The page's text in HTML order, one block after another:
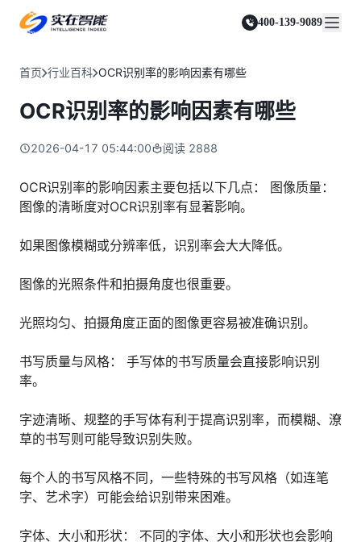
400-139-9089
人人都会用的智能体
智能文档审阅平台
实在 RPA 机器人
可靠的机器人终端
实在 RPA 控制器
全面支持国产信创生态
实在取数宝
通信运营商
零售电商
政府及公共服务
能源及制造业
医药行业
更多行业客户
金融
运营商
政府
烟草
制造业
司法
财务
智能票据 | 自动报税 | 自动存单 | 智能审计
资源与支持
实在学院
智能体市场
客户支持
关于实在
媒体报道
视频动态
加入我们
首页 行业百科 OCR识别率的影响因素有哪些
OCR识别率的影响因素有哪些
2026-04-17 05:44:00 阅读 2888
OCR识别率的影响因素主要包括以下几点： 图像质量：
图像的清晰度对OCR识别率有显著影响。
如果图像模糊或分辨率低，识别率会大大降低。
图像的光照条件和拍摄角度也很重要。
光照均匀、拍摄角度正面的图像更容易被准确识别。
书写质量与风格： 手写体的书写质量会直接影响识别
率。
字迹清晰、规整的手写体有利于提高识别率，而模糊、潦
草的书写则可能导致识别失败。
每个人的书写风格不同，一些特殊的书写风格（如连笔
字、艺术字）可能会给识别带来困难。
字体、大小和形状： 不同的字体、大小和形状也会影响